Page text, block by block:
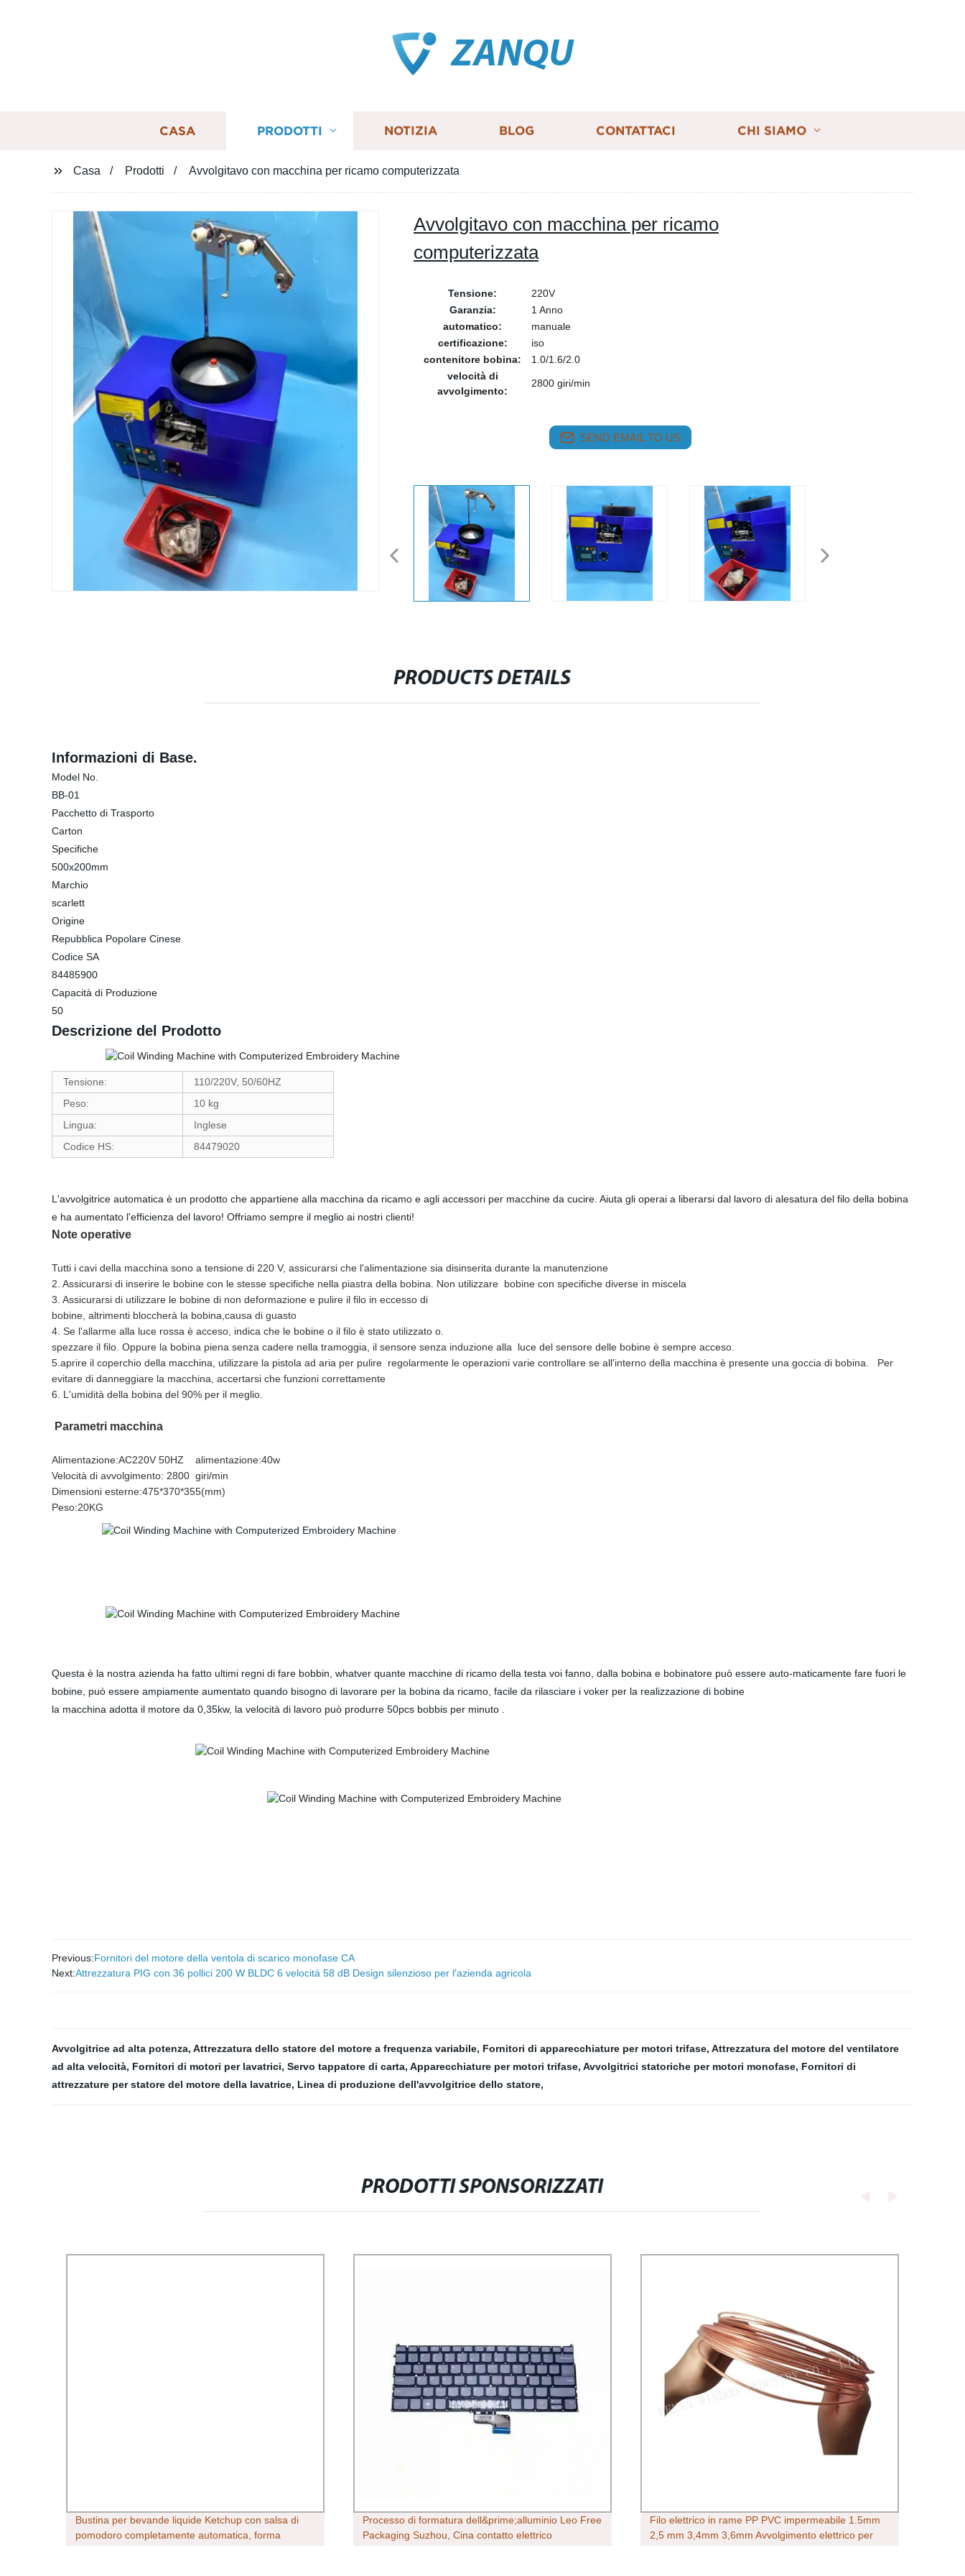
ZANQU
CASA PRODOTTI NOTIZIA BLOG CONTATTACI CHI SIAMO
Casa Prodotti Avvolgitavo con macchina per ricamo computerizzata
Avvolgitavo con macchina per ricamo
computerizzata
Tensione:
220V
Garanzia:
1 Anno
automatico:
manuale
certificazione:
iso
contenitore bobina:
1.0/1.6/2.0
velocità di
avvolgimento:
2800 giri/min
SEND EMAIL TO US
PRODUCTS DETAILS
Informazioni di Base.
Model No.
BB-01
Pacchetto di Trasporto
Carton
Specifiche
500x200mm
Marchio
scarlett
Origine
Repubblica Popolare Cinese
Codice SA
84485900
Capacità di Produzione
50
Descrizione del Prodotto
Tensione:
110/220V, 50/60HZ
Peso:
10 kg
Lingua:
Inglese
Codice HS:
84479020
L'avvolgitrice automatica è un prodotto che appartiene alla macchina da ricamo e agli accessori per macchine da cucire. Aiuta gli operai a liberarsi dal lavoro di alesatura del filo della bobina
e ha aumentato l'efficienza del lavoro! Offriamo sempre il meglio ai nostri clienti!
Note operative
Tutti i cavi della macchina sono a tensione di 220 V, assicurarsi che l'alimentazione sia disinserita durante la manutenzione
2. Assicurarsi di inserire le bobine con le stesse specifiche nella piastra della bobina. Non utilizzare bobine con specifiche diverse in miscela
3. Assicurarsi di utilizzare le bobine di non deformazione e pulire il filo in eccesso di
bobine, altrimenti bloccherà la bobina causa di guasto
4 . Se l'allarme alla luce rossa è acceso, indica che le bobine o il filo è stato utilizzato o.
spezzare il filo. Oppure la bobina piena senza cadere nella tramoggia, il sensore senza induzione alla
luce del sensore delle bobine è sempre acceso
5 .aprire il coperchio della macchina, utilizzare la pistola ad aria per pulire regolarmente le operazioni varie controllare se all'interno della macchina è presente una goccia di bobina.
Per
evitare di danneggiare la macchina, accertarsi che funzioni correttamente
6. L'umidità della bobina del 90% per il meglio.
Parametri macchina
Alimentazione:AC220V 50HZ alimentazione:40w
Velocità di avvolgimento: 2800 giri/min
Dimensioni esterne:475*370*355(mm)
Peso:20KG
Questa è la nostra azienda ha fatto ultimi regni di fare bobbin, whatver quante macchine di ricamo della testa voi fanno, dalla bobina e bobinatore può essere auto-maticamente fare fuori le
bobine, può essere ampiamente aumentato quando bisogno di lavorare per la bobina da ricamo, facile da rilasciare i voker per la realizzazione di bobine
la macchina adotta il motore da 0,35kw, la velocità di lavoro può produrre 50pcs bobbis per minuto .
Previous:Fornitori del motore della ventola di scarico monofase CA
Next:Attrezzatura PIG con 36 pollici 200 W BLDC 6 velocità 58 dB Design silenzioso per l′azienda agricola
Avvolgitrice ad alta potenza, Attrezzatura dello statore del motore a frequenza variabile, Fornitori di apparecchiature per motori trifase, Attrezzatura del motore del ventilatore
ad alta velocità, Fornitori di motori per lavatrici, Servo tappatore di carta, Apparecchiature per motori trifase, Avvolgitrici statoriche per motori monofase, Fornitori di
attrezzature per statore del motore della lavatrice, Linea di produzione dell'avvolgitrice dello statore,
PRODOTTI SPONSORIZZATI
Bustina per bevande liquide Ketchup con salsa di
pomodoro completamente automatica, forma
Processo di formatura dell&prime;alluminio Leo Free
Packaging Suzhou, Cina contatto elettrico
Filo elettrico in rame PP PVC impermeabile 1.5mm
2,5 mm 3,4mm 3,6mm Avvolgimento elettrico per